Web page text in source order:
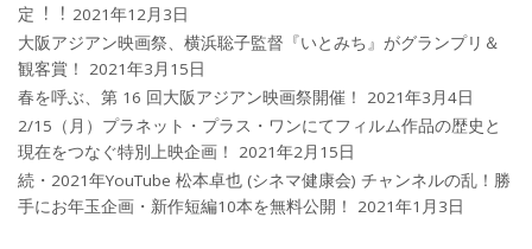
定︕︕ 2021年12月3日
大阪アジアン映画祭、横浜聡子監督『いとみち』がグランプリ＆
観客賞！
2021年3月15日
春を呼ぶ、第 16 回大阪アジアン映画祭開催！
2021年3月4日
2/15（月）プラネット・プラス・ワンにてフィルム作品の歴史と
現在をつなぐ特別上映企画！
2021年2月15日
続・2021年YouTube 松本卓也 (シネマ健康会) チャンネルの乱！勝
手にお年玉企画・新作短編10本を無料公開！
2021年1月3日